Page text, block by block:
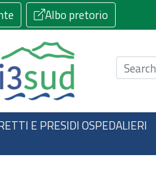
Albo pretorio
Cerca
E PRESIDI OSPEDALIERI